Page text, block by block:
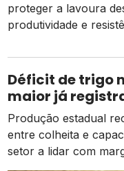
proteger a lavoura
produtividade e
plantação do ataque
série de fatores que
a produtividade da
localização, manejo
Déficit de trigo
maior já
Produção estadual
entre colheita e
setor a lidar com
caras e o risco de